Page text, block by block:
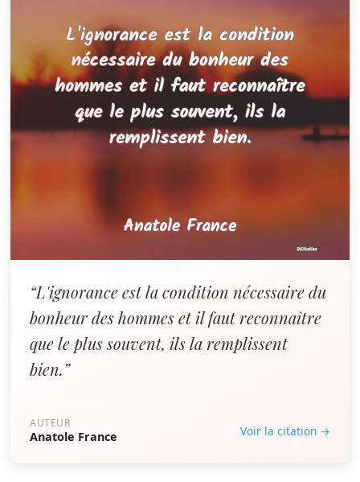
“L'ignorance est la condition nécessaire du
bonheur des hommes et il faut reconnaître
que le plus souvent, ils la remplissent
bien.”
AUTEUR
Anatole France Voir la citation →